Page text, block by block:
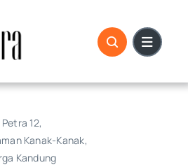
12
Kanak-Kanak
Kandung